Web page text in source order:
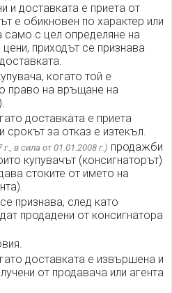
и доставката е приета от
е обикновен по характер или
само с цел определяне на
приходът се признава
когато той е
право на връщане на
доставката е приета
срокът за отказ е изтекъл.
в сила от 01.01.2008 г.) продажби
купувачът (консигнаторът)
стоките от името на
признава, след като
продадени от консигнатора
доставката е извършена и
от продавача или агента